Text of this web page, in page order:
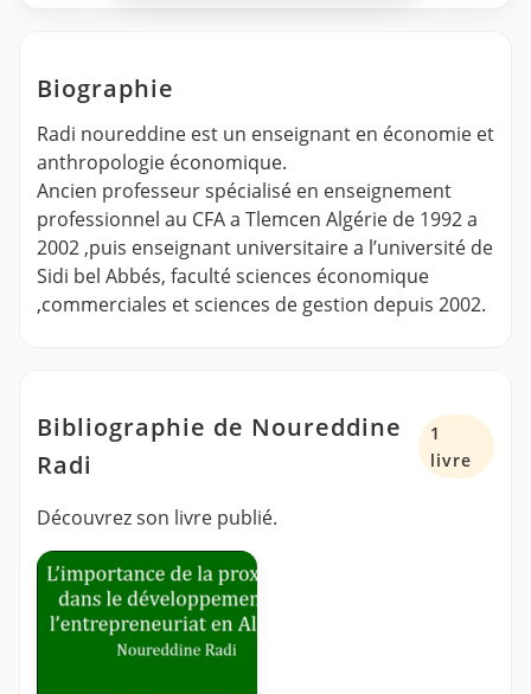
Biographie
Radi noureddine est un enseignant en économie et
anthropologie économique.
Ancien professeur spécialisé en enseignement
professionnel au CFA a Tlemcen Algérie de 1992 a
2002 ,puis enseignant universitaire a l’université de
Sidi bel Abbés, faculté sciences économique
,commerciales et sciences de gestion depuis 2002.
Bibliographie de Noureddine
Radi
1
livre
Découvrez son livre publié.